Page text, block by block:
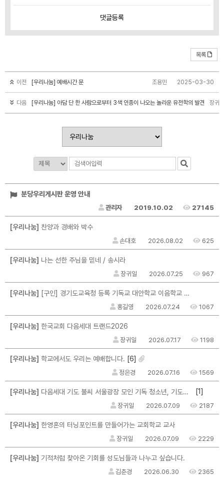
댓글등록
목록
2025-03-30
조용민
이전 [우리나눔] 예배시간 문
장귀일
다음 [우리나눔] 아담 단 한 사람으로부터 3색 인종이 나오는 놀라운 유전학의 발견
분당우리게시판 운영 안내
관리자 2019.10.02 27145
[우리나눔] 찬양과 경배와 박수
손대호 2026.08.02 625
[우리나눔] 나는 선한 주님을 믿네 / 송시라
장귀일 2026.07.25 967
[우리나눔] [구인] 경기도교육청 등록 기독교 대안학교 이음학교 교직원 채용 공고
홍길영 2026.07.24 1067
[우리나눔] 한국교회 다음세대 트랜드2026
장귀일 2026.07.17 1198
[우리나눔] 학교에서도 우리는 예배합니다. [6]
정은경 2026.07.16 1569
[우리나눔] 다음세대 기도 불씨 서울광장 모인 기독 청소년, 기도운동 불씨 지폈다 [1]
장귀일 2026.07.09 2187
[우리나눔] 한영혼의 터닝포인트를 만들어가는 교회학교 교사
장귀일 2026.07.09 2229
[우리나눔] 기적처럼 찾아온 기회를 성도님들과 나누고 싶습니다.
김춘경 2026.06.30 2365